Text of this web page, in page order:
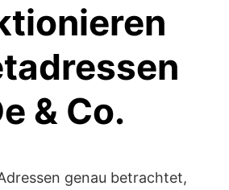
& Co.
genau betrachtet,